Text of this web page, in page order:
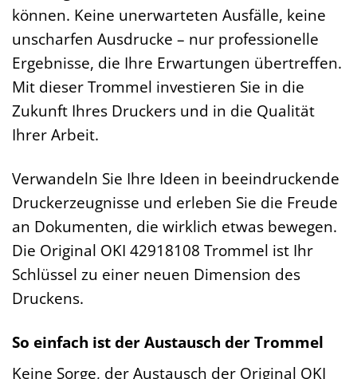
können. Keine unerwarteten Ausfälle, keine
unscharfen Ausdrucke – nur professionelle
Ergebnisse, die Ihre Erwartungen übertreffen.
Mit dieser Trommel investieren Sie in die
Zukunft Ihres Druckers und in die Qualität
Ihrer Arbeit.
Verwandeln Sie Ihre Ideen in beeindruckende
Druckerzeugnisse und erleben Sie die Freude
an Dokumenten, die wirklich etwas bewegen.
Die Original OKI 42918108 Trommel ist Ihr
Schlüssel zu einer neuen Dimension des
Druckens.
So einfach ist der Austausch der Trommel
Keine Sorge, der Austausch der Original OKI